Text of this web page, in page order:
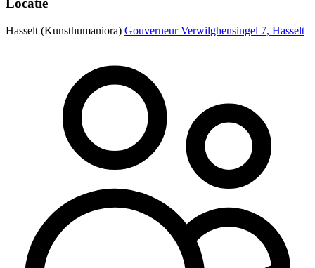
Locatie
Hasselt (Kunsthumaniora) Gouverneur Verwilghensingel 7, Hasselt